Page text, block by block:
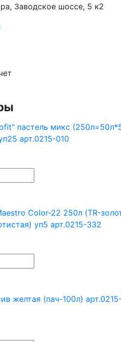
Заводское шоссе, 5 к2
арт.0215-010
уп5 арт.0215-332